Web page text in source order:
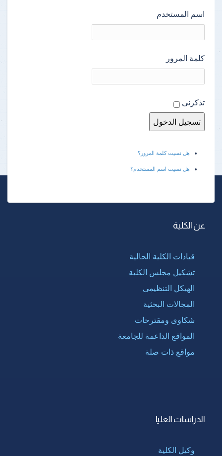
اسم المستخدم
كلمة المرور
تذكرنى
هل نسيت كلمة المرور؟
هل نسيت اسم المستخدم؟
عن الكلية
قيادات الكلية الحالية
تشكيل مجلس الكلية
الهيكل التنظيمى
المجالات البحثية
شكاوى ومقترحات
المواقع الداعمة للجامعة
مواقع ذات صلة
الدراسات العليا
وكيل الكلية